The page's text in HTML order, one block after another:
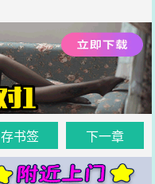
存书签 下一章